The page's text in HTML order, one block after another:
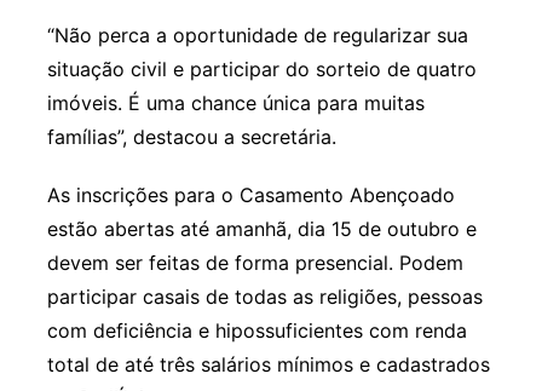
“Não perca a oportunidade de regularizar sua
situação civil e participar do sorteio de quatro
imóveis. É uma chance única para muitas
famílias”, destacou a secretária.
As inscrições para o Casamento Abençoado
estão abertas até amanhã, dia 15 de outubro e
devem ser feitas de forma presencial. Podem
participar casais de todas as religiões, pessoas
com deficiência e hipossuficientes com renda
total de até três salários mínimos e cadastrados